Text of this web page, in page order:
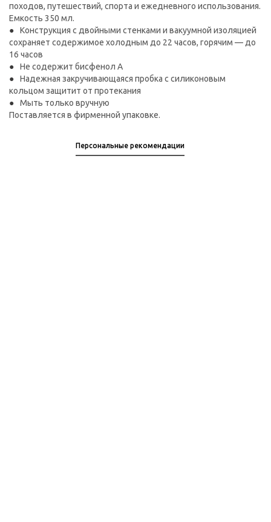
походов, путешествий, спорта и ежедневного использования.
Емкость 350 мл.
Конструкция с двойными стенками и вакуумной изоляцией
сохраняет содержимое холодным до 22 часов, горячим — до
16 часов
Не содержит бисфенол А
Надежная закручивающаяся пробка с силиконовым
кольцом защитит от протекания
Мыть только вручную
Поставляется в фирменной упаковке.
Персональные рекомендации